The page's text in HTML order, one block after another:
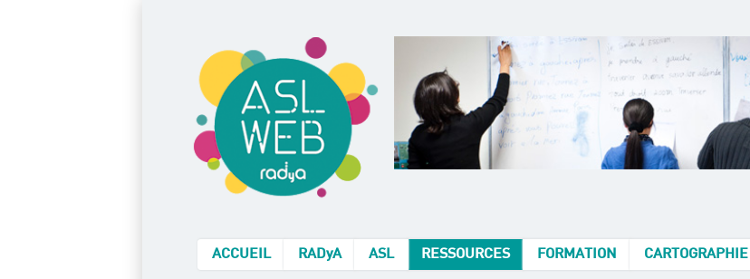
ACCUEIL RADyA ASL RESSOURCES FORMATION CARTOGRAPHIE